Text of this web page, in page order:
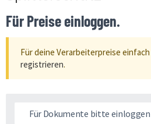
Für Preise einloggen.
Für deine Verarbeiterpreise einfach
registrieren.
Für Dokumente bitte einloggen